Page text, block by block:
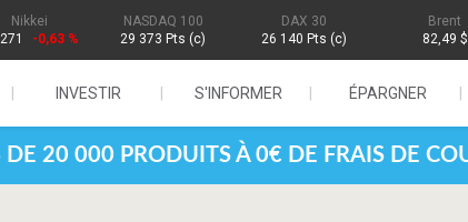
Nikkei
-0,63 %
NASDAQ 100
29 373 Pts (c)
DAX 30
26 140 Pts (c)
Brent
82,49 $
INVESTIR S'INFORMER ÉPARGNER
DE 20 000 PRODUITS À 0€ DE FRAIS DE